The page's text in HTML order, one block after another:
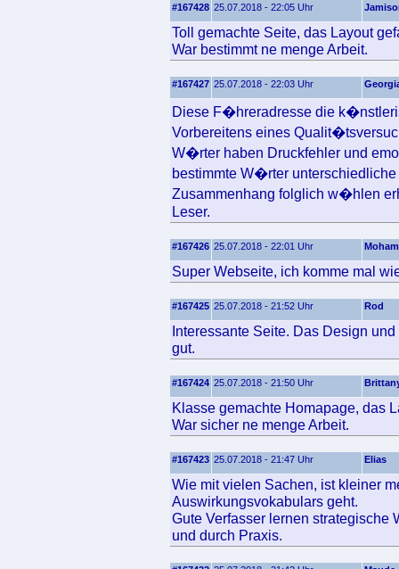
#167428 25.07.2018 - 22:05 Uhr
Toll gemachte Seite, das Layout
War bestimmt ne menge Arbeit.
#167427 25.07.2018 - 22:03 Uhr
Diese F�hreradresse die
Vorbereitens eines
W�rter haben Druckfehler und
bestimmte W�rter
Zusammenhang folglich w�hlen
Leser.
#167426 25.07.2018 - 22:01 Uhr
Super Webseite, ich komme mal
#167425 25.07.2018 - 21:52 Uhr Rod
Interessante Seite. Das Design
gut.
#167424 25.07.2018 - 21:50 Uhr
Klasse gemachte Homapage, das
War sicher ne menge Arbeit.
#167423 25.07.2018 - 21:47 Uhr Elias
Wie mit vielen Sachen, ist kleiner
Auswirkungsvokabulars geht.
Gute Verfasser lernen strategische
und durch Praxis.